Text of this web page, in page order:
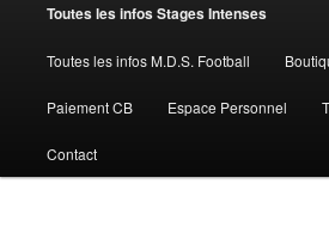
Toutes les infos Stages Intenses
Toutes les infos M.D.S. Football
Paiement CB Espace Personnel
Contact